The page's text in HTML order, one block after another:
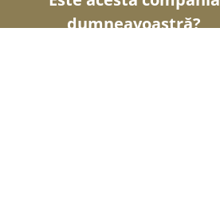
dumneavoastră?